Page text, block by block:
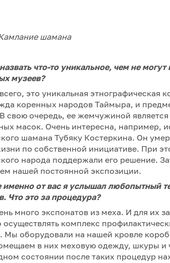
шамана
что-то уникальное, чем не могут
музеев?
это уникальная этнографическая
коренных народов Таймыра, и
В свою очередь, ее жемчужиной
масок. Очень интересна, например,
шамана Тубяку Костеркина. Он
по собственной инициативе. При
народа поддержали его решение.
нашей постоянной экспозиции.
именно от вас я услышал любопытный
Что это за процедура?
много экспонатов из меха. И для их
осуществлять комплекс
Мы оборудовали на нашей кровле
в них меховую одежду, шкуры и
состоянии после таких процедур